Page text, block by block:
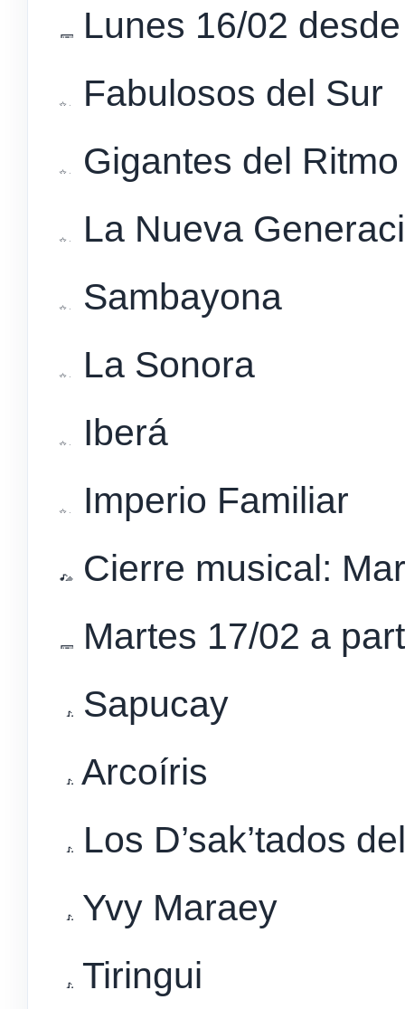
Lunes 16/02
Fabulosos del Sur
Gigantes del
La Nueva
Sambayona
La Sonora
Iberá
Imperio Familiar
Cierre musical:
Martes 17/02 a
Sapucay
Arcoíris
Los D’sak’tados
Yvy Maraey
Tiringui